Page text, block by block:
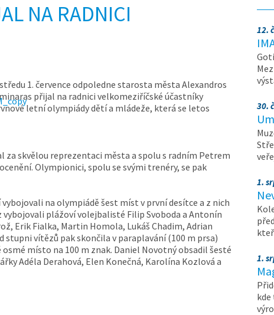
NA RADNICI
1. července odpoledne starosta města Alexandros
přijal na radnici velkomeziříčské účastníky
letní olympiády dětí a mládeže, která se letos
skvělou reprezentaci města a spolu s radním Petrem
Olympionici, spolu se svými trenéry, se pak
vybojovali na olympiádě šest míst v první desítce a z nich
vybojovali plážoví volejbalisté Filip Svoboda a Antonín
Erik Fialka, Martin Homola, Lukáš Chadim, Adrian
stupni vítězů pak skončila v paraplavání (100 m prsa)
osmé místo na 100 m znak. Daniel Novotný obsadil šesté
Adéla Derahová, Elen Konečná, Karolína Kozlová a
12.
30.
1.
1.